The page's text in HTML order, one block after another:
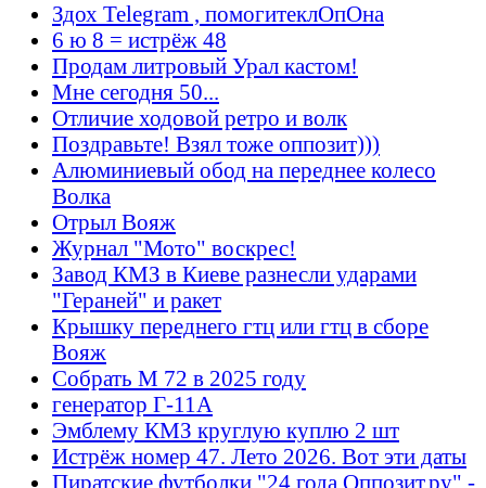
Здох Telegram , помогитеклОпОна
6 ю 8 = истрёж 48
Продам литровый Урал кастом!
Мне сегодня 50...
Отличие ходовой ретро и волк
Поздравьте! Взял тоже оппозит)))
Алюминиевый обод на переднее колесо
Волка
Отрыл Вояж
Журнал "Мото" воскрес!
Завод КМЗ в Киеве разнесли ударами
"Гераней" и ракет
Крышку переднего гтц или гтц в сборе
Вояж
Собрать М 72 в 2025 году
генератор Г-11А
Эмблему КМЗ круглую куплю 2 шт
Истрёж номер 47. Лето 2026. Вот эти даты
Пиратские футболки "24 года Оппозит.ру" -